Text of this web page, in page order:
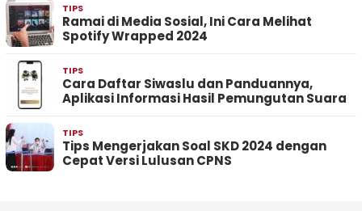
TIPS
Ramai di Media Sosial, Ini Cara Melihat
Spotify Wrapped 2024
TIPS
Cara Daftar Siwaslu dan Panduannya,
Aplikasi Informasi Hasil Pemungutan Suara
TIPS
Tips Mengerjakan Soal SKD 2024 dengan
Cepat Versi Lulusan CPNS